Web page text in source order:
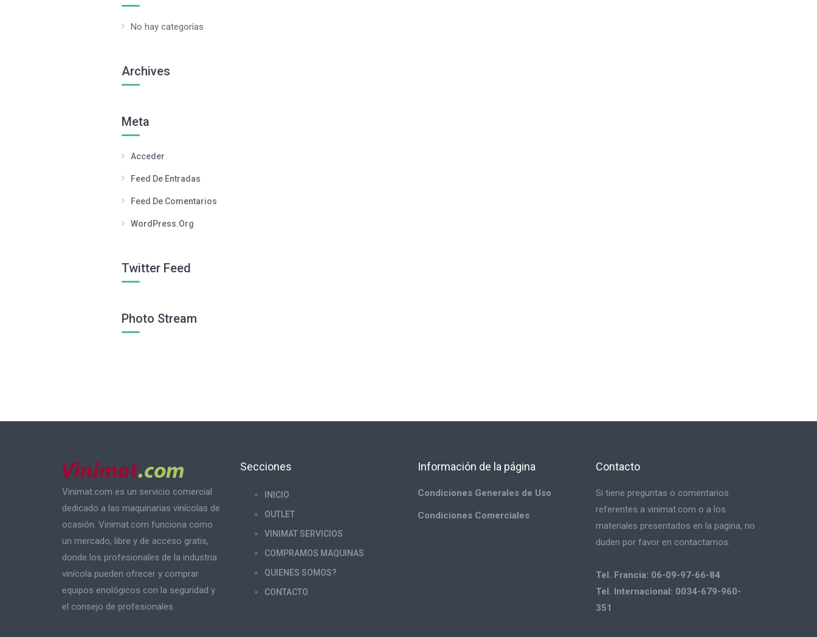
No hay categorías
Archives
Meta
Acceder
Feed De Entradas
Feed De Comentarios
WordPress.org
Twitter Feed
Photo Stream
Vinimat.com es un servicio comercial
dedicado a las maquinarias vinícolas de
ocasión. Vinimat.com funciona como
un mercado, libre y de acceso gratis,
donde los profesionales de la industria
vinícola pueden ofrecer y comprar
equipos enológicos con la seguridad y
el consejo de profesionales.
Secciones
INICIO
OUTLET
VINIMAT SERVICIOS
COMPRAMOS MAQUINAS
QUIENES SOMOS?
CONTACTO
Información de la página
Condiciones Generales de Uso
Condiciones Comerciales
Contacto
Si tiene preguntas o comentarios
referentes a vinimat.com o a los
materiales presentados en la pagina, no
duden por favor en contactarnos.
Tel. Francia: 06-09-97-66-84
Tel. Internacional: 0034-679-960-
351